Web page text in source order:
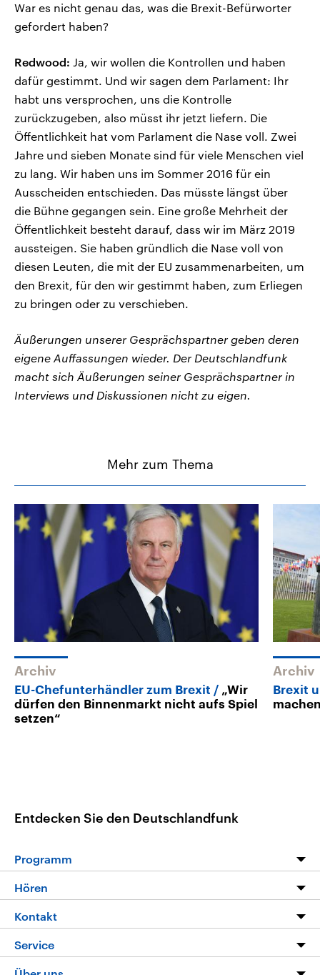
War es nicht genau das, was die Brexit-Befürworter
gefordert haben?
Redwood: Ja, wir wollen die Kontrollen und haben
dafür gestimmt. Und wir sagen dem Parlament: Ihr
habt uns versprochen, uns die Kontrolle
zurückzugeben, also müsst ihr jetzt liefern. Die
Öffentlichkeit hat vom Parlament die Nase voll. Zwei
Jahre und sieben Monate sind für viele Menschen viel
zu lang. Wir haben uns im Sommer 2016 für ein
Ausscheiden entschieden. Das müsste längst über
die Bühne gegangen sein. Eine große Mehrheit der
Öffentlichkeit besteht darauf, dass wir im März 2019
aussteigen. Sie haben gründlich die Nase voll von
diesen Leuten, die mit der EU zusammenarbeiten, um
den Brexit, für den wir gestimmt haben, zum Erliegen
zu bringen oder zu verschieben.
Äußerungen unserer Gesprächspartner geben deren
eigene Auffassungen wieder. Der Deutschlandfunk
macht sich Äußerungen seiner Gesprächspartner in
Interviews und Diskussionen nicht zu eigen.
Mehr zum Thema
Archiv
EU-Chefunterhändler zum Brexit
„Wir
dürfen den Binnenmarkt nicht aufs Spiel
setzen“
Archiv
Brexit
Entdecken Sie den Deutschlandfunk
Programm
Programm
Die Nachrichten
Nachrichtenleicht
Hören
Livestream
Podcasts
Kontakt
Hörerservice
Service
FAQ